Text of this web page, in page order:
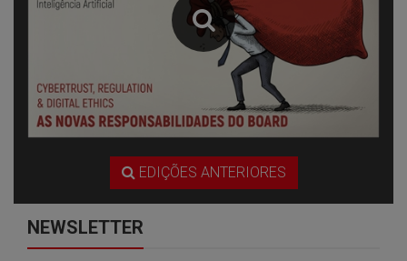
EDIÇÕES ANTERIORES
NEWSLETTER